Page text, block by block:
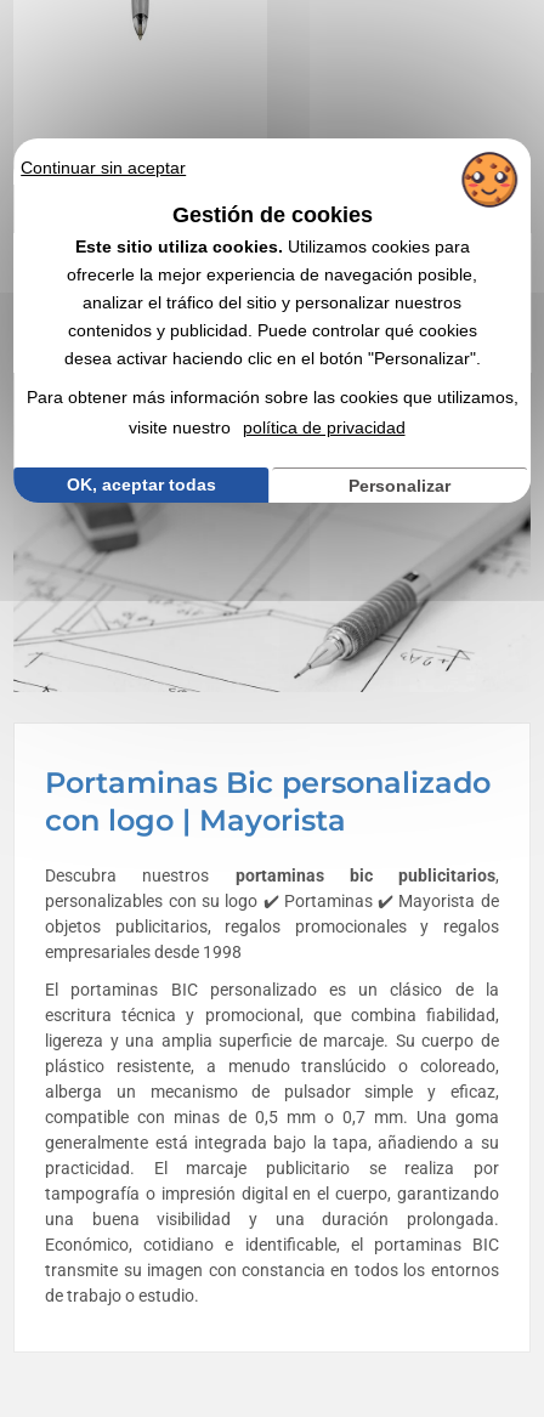
Portaminas Bic personalizado
con logo | Mayorista
Descubra nuestros portaminas bicpublicitarios,
personalizables con su logo ✔️ Portaminas ✔️ Mayorista de
objetos publicitarios, regalos promocionales y regalos
empresariales desde 1998
El portaminas BIC personalizado es un clásico de la
escritura técnica y promocional, que combina fiabilidad,
ligereza y una amplia superficie de marcaje. Su cuerpo de
plástico resistente, a menudo translúcido o coloreado,
alberga un mecanismo de pulsador simple y eficaz,
compatible con minas de 0,5 mm o 0,7 mm. Una goma
generalmente está integrada bajo la tapa, añadiendo a su
practicidad. El marcaje publicitario se realiza por
tampografía o impresión digital en el cuerpo, garantizando
una buena visibilidad y una duración prolongada.
Económico, cotidiano e identificable, el portaminas BIC
transmite su imagen con constancia en todos los entornos
de trabajo o estudio.
Desde3,99 €sin IVA
CITA EXPRESA
Continuar sin aceptar
Gestión de cookies
Este sitio utiliza cookies. Utilizamos cookies para
ofrecerle la mejor experiencia de navegación posible,
analizar el tráfico del sitio y personalizar nuestros
contenidos y publicidad. Puede controlar qué cookies
desea activar haciendo clic en el botón "Personalizar".
Para obtener más información sobre las cookies que utilizamos,
visite nuestro
política de privacidad
OK, aceptar todas Personalizar